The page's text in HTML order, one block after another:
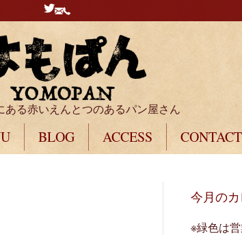
ある赤いえんとつのあるパン屋さん
BLOG ACCESS CONTACT
今月の
※緑色は